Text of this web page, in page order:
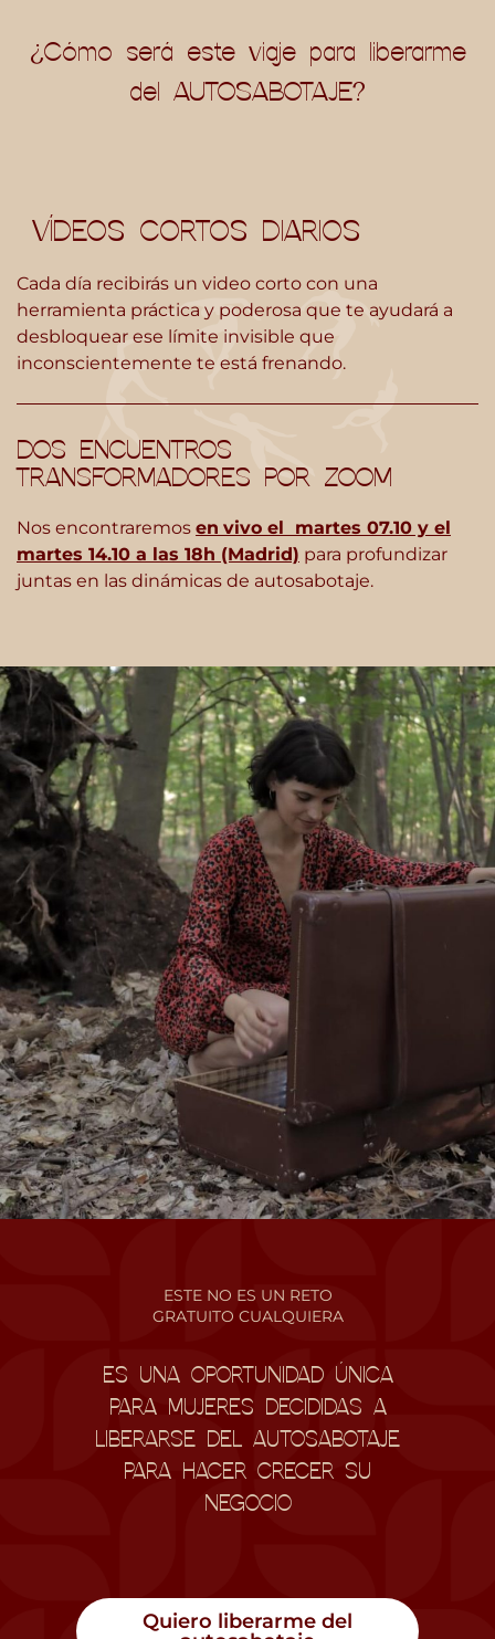
¿Cómo será este viaje para liberarme
del AUTOSABOTAJE?
VÍDEOS CORTOS DIARIOS
Cada día recibirás un video corto con una
herramienta práctica y poderosa que te ayudará a
desbloquear ese límite invisible que
inconscientemente te está frenando.
DOS ENCUENTROS
TRANSFORMADORES POR ZOOM
Nos encontraremos en vivo el martes 07.10 y el
martes 14.10 a las 18h (Madrid) para profundizar
juntas en las dinámicas de autosabotaje.
ESTE NO ES UN RETO
GRATUITO CUALQUIERA
ES UNA OPORTUNIDAD ÚNICA
PARA MUJERES DECIDIDAS A
LIBERARSE DEL AUTOSABOTAJE
PARA HACER CRECER SU
NEGOCIO
Quiero liberarme del